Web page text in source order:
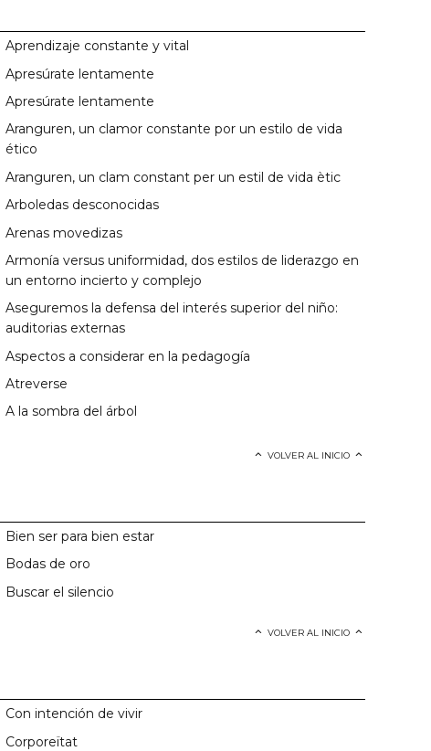
Aprendizaje constante y vital
Apresúrate lentamente
Apresúrate lentamente
Aranguren, un clamor constante por un estilo de vida
ético
Aranguren, un clam constant per un estil de vida ètic
Arboledas desconocidas
Arenas movedizas
Armonía versus uniformidad, dos estilos de liderazgo en
un entorno incierto y complejo
Aseguremos la defensa del interés superior del niño:
auditorias externas
Aspectos a considerar en la pedagogía
Atreverse
A la sombra del árbol
VOLVER AL INICIO
Bien ser para bien estar
Bodas de oro
Buscar el silencio
VOLVER AL INICIO
Con intención de vivir
Corporeïtat